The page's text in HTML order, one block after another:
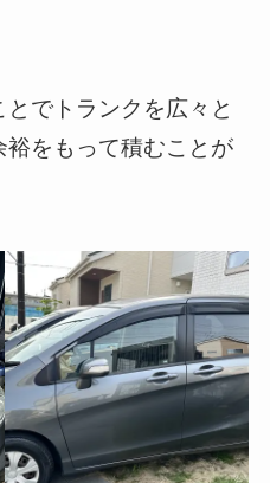
でトランクを広々と
をもって積むことが